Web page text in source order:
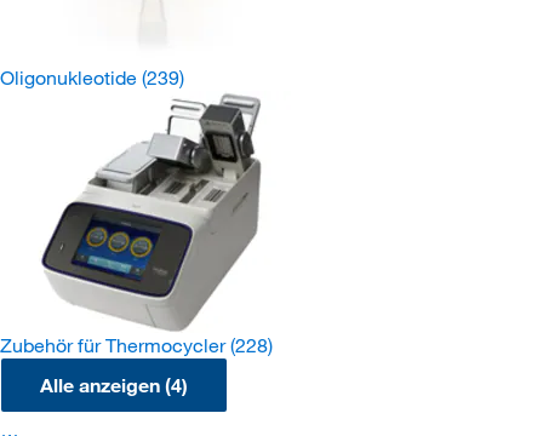
Oligonukleotide (239)
Zubehör für Thermocycler(228)
Alle anzeigen (4)